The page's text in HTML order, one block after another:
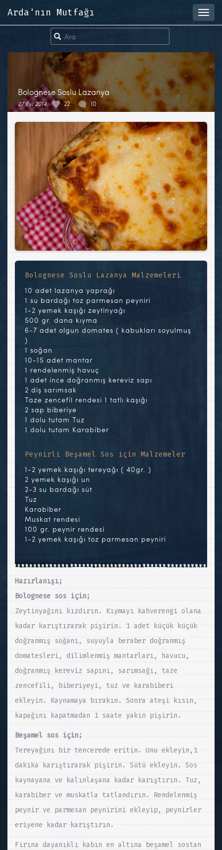
Arda'nın Mutfağı
Bolognese Soslu Lazanya
27 Eyl 2014 22 10
Bolognese Soslu Lazanya Malzemeleri
10 adet lazanya yaprağı
1 su bardağı toz parmesan peyniri
1-2 yemek kaşığı zeytinyağı
500 gr. dana kıyma
6-7 adet olgun domates ( kabukları soyulmuş
)
1 soğan
10-15 adet mantar
1 rendelenmiş havuç
1 adet ince doğranmış kereviz sapı
2 diş sarımsak
Taze zencefil rendesi 1 tatlı kaşığı
2 sap biberiye
1 dolu tutam Tuz
1 dolu tutam Karabiber
Peynirli Beşamel Sos için Malzemeler
1-2 yemek kaşığı tereyağı ( 40gr. )
2 yemek kaşığı un
2-3 su bardağı süt
Tuz
Karabiber
Muskat rendesi
100 gr. peynir rendesi
1-2 yemek kaşığı toz parmesan peyniri
Hazırlanışı;
Bolognese sos için;
Zeytinyağını kızdırın. Kıymayı kahverengi olana
kadar karıştırarak pişirin. 1 adet küçük küçük
doğranmış soğanı, suyuyla beraber doğranmış
domatesleri, dilimlenmiş mantarları, havucu,
doğranmış kereviz sapını, sarımsağı, taze
zencefili, biberiyeyi, tuz ve karabiberi
ekleyin. Kaynamaya bırakın. Sonra ateşi kısın,
kapağını kapatmadan 1 saate yakın pişirin.
Beşamel sos için;
Tereyağını bir tencerede eritin. Unu ekleyin,1
dakika karıştırarak pişirin. Sütü ekleyin. Sos
kaynayana ve kalınlaşana kadar karıştırın. Tuz,
karabiber ve muskatla tatlandırın. Rendelenmiş
peynir ve parmesan peynirini ekleyip, peynirler
eriyene kadar karıştırın.
Fırına dayanıklı kabın en altına beşamel sostan